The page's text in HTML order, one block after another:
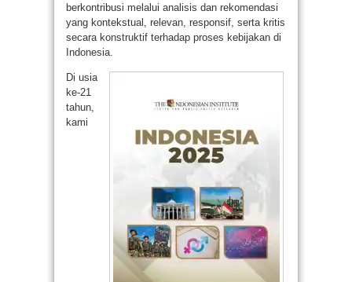
berkontribusi melalui analisis dan rekomendasi
yang kontekstual, relevan, responsif, serta kritis
secara konstruktif terhadap proses kebijakan di
Indonesia.
Di usia
ke-21
tahun,
kami